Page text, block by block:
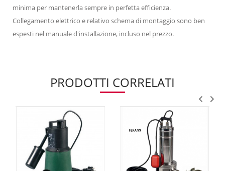
minima per mantenerla sempre in perfetta efficienza.
Collegamento elettrico e relativo schema di montaggio sono ben
espesti nel manuale d'installazione, incluso nel prezzo.
PRODOTTI CORRELATI